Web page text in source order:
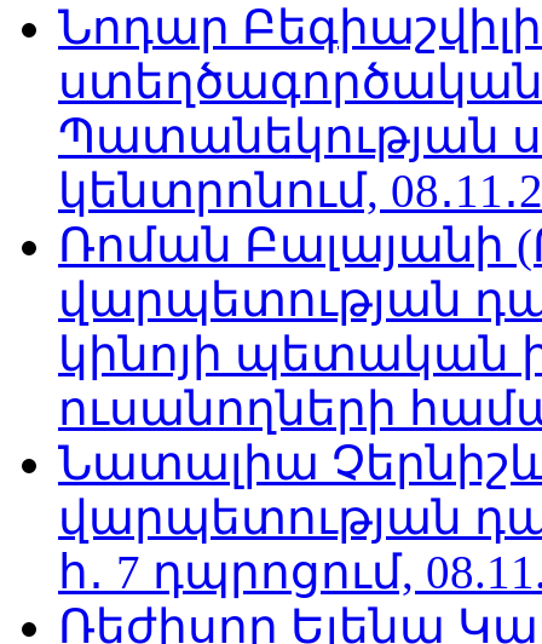
Նոդար
Պատանեկության
կենտրոնում,
Ռոման Բալայանի
վարպետության
կինոյի պետական
ուսանողների
Նատալիա
վարպետության
հ․ 7 դպրոցում,
Ռեժիսոր Ելենա